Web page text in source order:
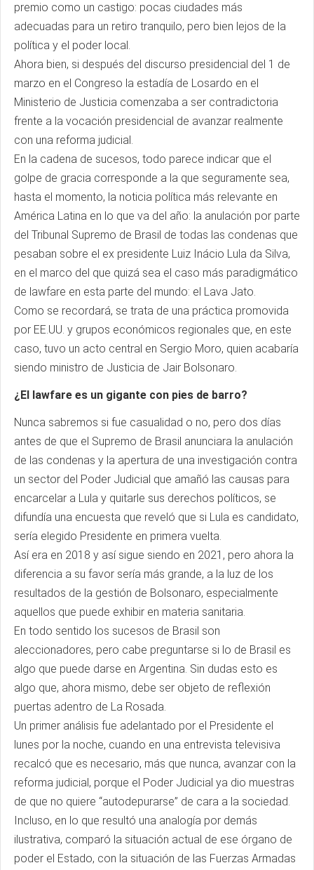
premio como un castigo: pocas ciudades más
adecuadas para un retiro tranquilo, pero bien lejos de la
política y el poder local.
Ahora bien, si después del discurso presidencial del 1 de
marzo en el Congreso la estadía de Losardo en el
Ministerio de Justicia comenzaba a ser contradictoria
frente a la vocación presidencial de avanzar realmente
con una reforma judicial.
En la cadena de sucesos, todo parece indicar que el
golpe de gracia corresponde a la que seguramente sea,
hasta el momento, la noticia política más relevante en
América Latina en lo que va del año: la anulación por parte
del Tribunal Supremo de Brasil de todas las condenas que
pesaban sobre el ex presidente Luiz Inácio Lula da Silva,
en el marco del que quizá sea el caso más paradigmático
de lawfare en esta parte del mundo: el Lava Jato.
Como se recordará, se trata de una práctica promovida
por EE.UU. y grupos económicos regionales que, en este
caso, tuvo un acto central en Sergio Moro, quien acabaría
siendo ministro de Justicia de Jair Bolsonaro.
¿El lawfare es un gigante con pies de barro?
Nunca sabremos si fue casualidad o no, pero dos días
antes de que el Supremo de Brasil anunciara la anulación
de las condenas y la apertura de una investigación contra
un sector del Poder Judicial que amañó las causas para
encarcelar a Lula y quitarle sus derechos políticos, se
difundía una encuesta que reveló que si Lula es candidato,
sería elegido Presidente en primera vuelta.
Así era en 2018 y así sigue siendo en 2021, pero ahora la
diferencia a su favor sería más grande, a la luz de los
resultados de la gestión de Bolsonaro, especialmente
aquellos que puede exhibir en materia sanitaria.
En todo sentido los sucesos de Brasil son
aleccionadores, pero cabe preguntarse si lo de Brasil es
algo que puede darse en Argentina. Sin dudas esto es
algo que, ahora mismo, debe ser objeto de reflexión
puertas adentro de La Rosada.
Un primer análisis fue adelantado por el Presidente el
lunes por la noche, cuando en una entrevista televisiva
recalcó que es necesario, más que nunca, avanzar con la
reforma judicial, porque el Poder Judicial ya dio muestras
de que no quiere “autodepurarse” de cara a la sociedad.
Incluso, en lo que resultó una analogía por demás
ilustrativa, comparó la situación actual de ese órgano de
poder el Estado, con la situación de las Fuerzas Armadas